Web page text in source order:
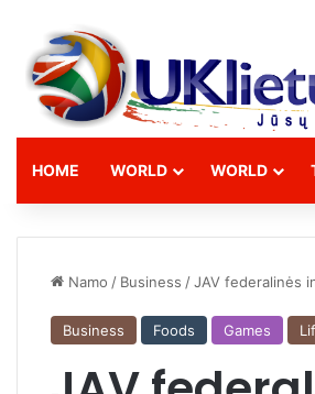
HOME WORLD WORLD
Namo / Business /JAV federalinės
Business Foods Games